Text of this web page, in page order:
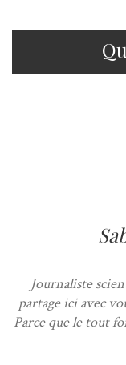
Journaliste
partage ici avec
Parce que le tout